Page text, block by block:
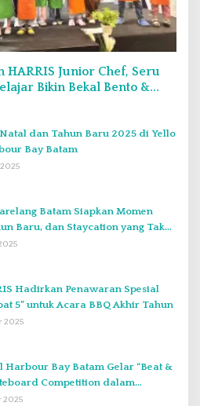
HARRIS Junior Chef, Seru
Bikin Bekal Bento &
dan Tahun Baru 2025 di Yello
Bay Batam
2025
Batam Siapkan Momen
Baru, dan Staycation yang Tak
di Desember 2025
Hadirkan Penawaran Spesial
5” untuk Acara BBQ Akhir Tahun
2025
Harbour Bay Batam Gelar “Beat &
Competition dalam
ke-2
2025